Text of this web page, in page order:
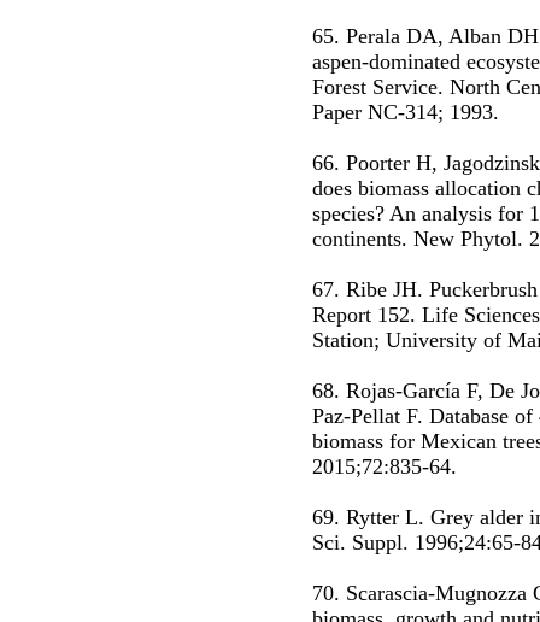
65. Perala DA, Alban
aspen-dominated
Forest Service. North
Paper NC-314; 1993.
66. Poorter H,
does biomass allocation
species? An analysis for
continents. New Phytol.
67. Ribe JH.
Report 152. Life
Station; University of
68. Rojas-García F, De
Paz-Pellat F. Database
biomass for Mexican
2015;72:835-64.
69. Rytter L. Grey alder
Sci. Suppl. 1996;24:65-
70. Scarascia-Mugnozza